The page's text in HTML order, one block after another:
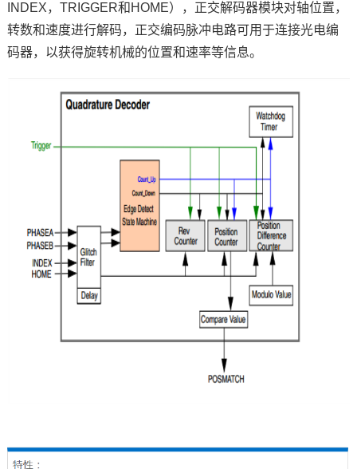
INDEX，TRIGGER和HOME），正交解码器模块对轴位置，
转数和速度进行解码，正交编码脉冲电路可用于连接光电编
码器，以获得旋转机械的位置和速率等信息。